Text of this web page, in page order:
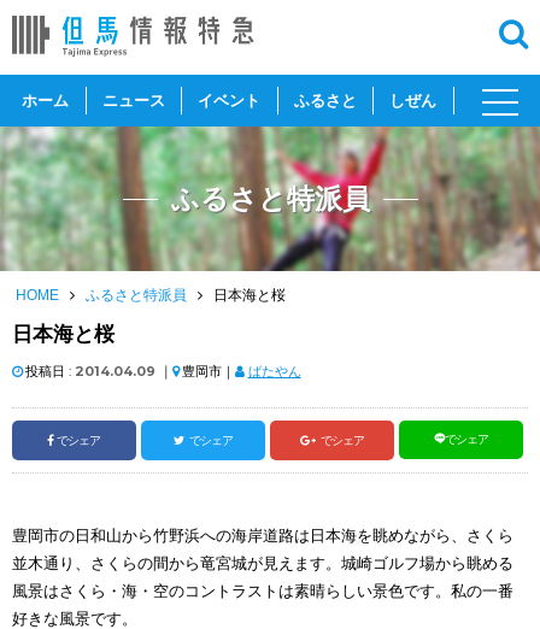
ホーム ニュース イベント ふるさと しぜん
toggle
ふるさと特派員
HOME ふるさと特派員 日本海と桜
日本海と桜
投稿日 : 2014.04.09 ｜ 豊岡市｜ ばたやん
でシェア でシェア でシェア でシェア
豊岡市の日和山から竹野浜への海岸道路は日本海を眺めながら、さくら
並木通り、さくらの間から竜宮城が見えます。城崎ゴルフ場から眺める
風景はさくら・海・空のコントラストは素晴らしい景色です。私の一番
好きな風景です。